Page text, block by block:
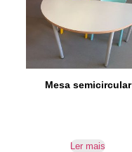
Mesa semicircular
Ler mais